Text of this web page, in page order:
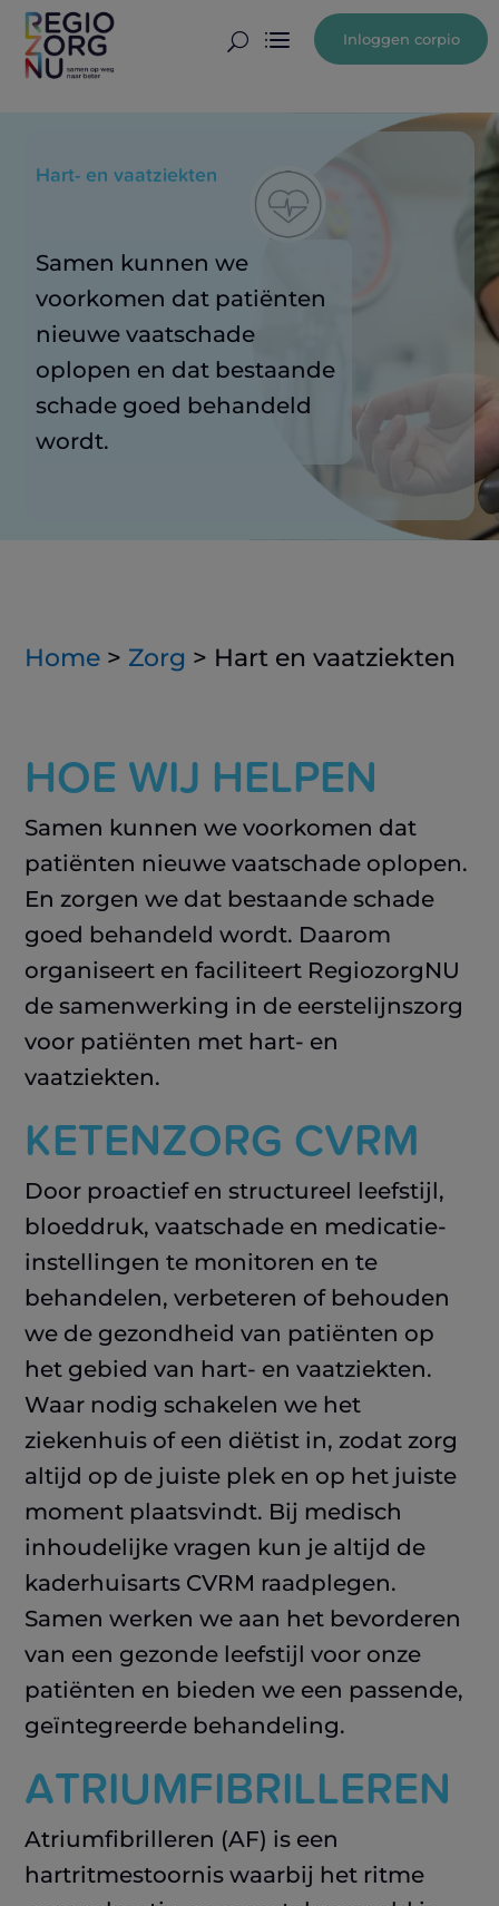
U Inloggen corpio
Hart- en vaatziekten
Samen kunnen we
voorkomen dat patiënten
nieuwe vaatschade
oplopen en dat bestaande
schade goed behandeld
wordt.
Home > Zorg > Hart en vaatziekten
HOE WIJ HELPEN
Samen kunnen we voorkomen dat
patiënten nieuwe vaatschade oplopen.
En zorgen we dat bestaande schade
goed behandeld wordt. Daarom
organiseert en faciliteert RegiozorgNU
de samenwerking in de eerstelijnszorg
voor patiënten met hart- en
vaatziekten.
KETENZORG CVRM
Door proactief en structureel leefstijl,
bloeddruk, vaatschade en medicatie-
instellingen te monitoren en te
behandelen, verbeteren of behouden
we de gezondheid van patiënten op
het gebied van hart- en vaatziekten.
Waar nodig schakelen we het
ziekenhuis of een diëtist in, zodat zorg
altijd op de juiste plek en op het juiste
moment plaatsvindt. Bij medisch
inhoudelijke vragen kun je altijd de
kaderhuisarts CVRM raadplegen.
Samen werken we aan het bevorderen
van een gezonde leefstijl voor onze
patiënten en bieden we een passende,
geïntegreerde behandeling.
ATRIUMFIBRILLEREN
Atriumfibrilleren (AF) is een
hartritmestoornis waarbij het ritme